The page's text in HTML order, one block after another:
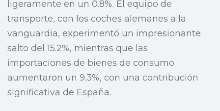
ligeramente en un 0.8%. El equipo de
transporte, con los coches alemanes a la
vanguardia, experimentó un impresionante
salto del 15.2%, mientras que las
importaciones de bienes de consumo
aumentaron un 9.3%, con una contribución
significativa de España.